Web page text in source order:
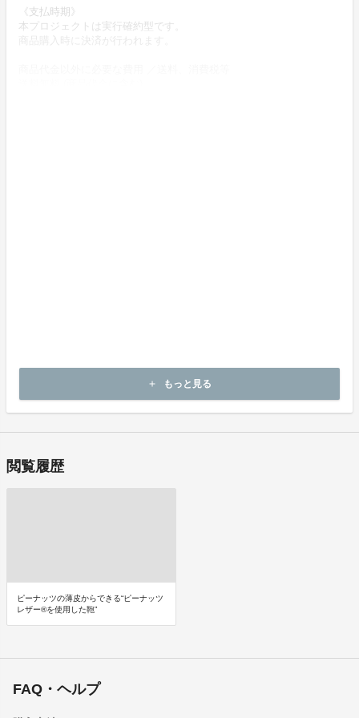
《支払時期》
本プロジェクトは実行確約型です。
商品購入時に決済が行われます。
商品到着後14日以内に起案者までご連絡いただいた後、
起案者から対応方法をお客様宛にご連絡致します。
add もっと見る
閲覧履歴
ピーナッツの薄皮からできる“ピーナッツ
レザー®を使用した鞄”
FAQ・ヘルプ